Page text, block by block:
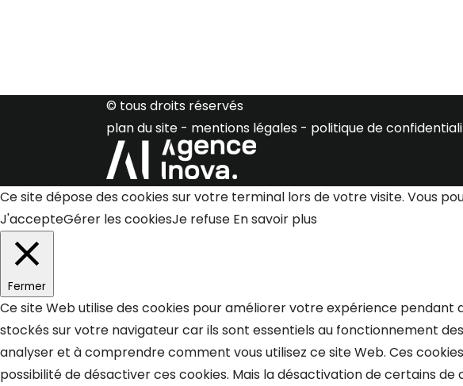
© tous droits réservés
plan du site - mentions légales - politique de
Ce site dépose des cookies sur votre terminal lors de votre visite. Vous
J'accepteGérer les cookiesJe refuse En savoir plus
Fermer
Ce site Web utilise des cookies pour améliorer votre expérience pendant
stockés sur votre navigateur car ils sont essentiels au fonctionnement
analyser et à comprendre comment vous utilisez ce site Web. Ces
possibilité de désactiver ces cookies. Mais la désactivation de certains